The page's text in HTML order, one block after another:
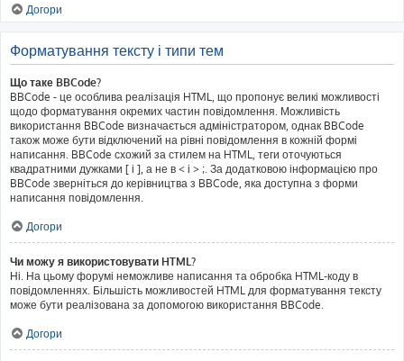
Догори
Форматування тексту і типи тем
Що таке BBCode?
BBCode - це особлива реалізація HTML, що пропонує великі можливості
щодо форматування окремих частин повідомлення. Можливість
використання BBCode визначається адміністратором, однак BBCode
також може бути відключений на рівні повідомлення в кожній формі
написання. BBCode схожий за стилем на HTML, теги оточуються
квадратними дужками [ і ], а не в < і > ;. За додатковою інформацією про
BBCode зверніться до керівництва з BBCode, яка доступна з форми
написання повідомлення.
Догори
Чи можу я використовувати HTML?
Ні. На цьому форумі неможливе написання та обробка HTML-коду в
повідомленнях. Більшість можливостей HTML для форматування тексту
може бути реалізована за допомогою використання BBCode.
Догори